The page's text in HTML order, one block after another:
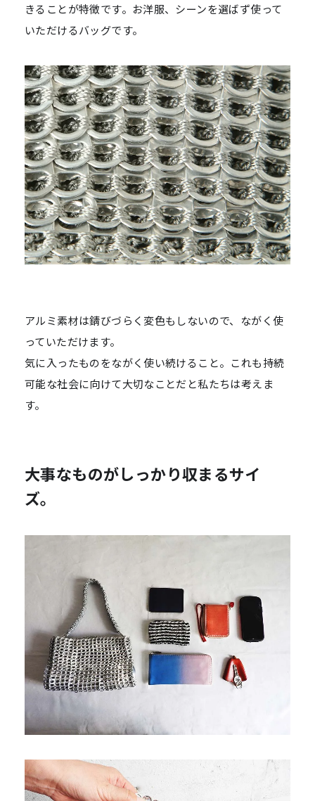
きることが特徴です。お洋服、シーンを選ばず使って
いただけるバッグです。
アルミ素材は錆びづらく変色もしないので、ながく使
っていただけます。
気に入ったものをながく使い続けること。これも持続
可能な社会に向けて大切なことだと私たちは考えま
す。
大事なものがしっかり収まるサイ
ズ。